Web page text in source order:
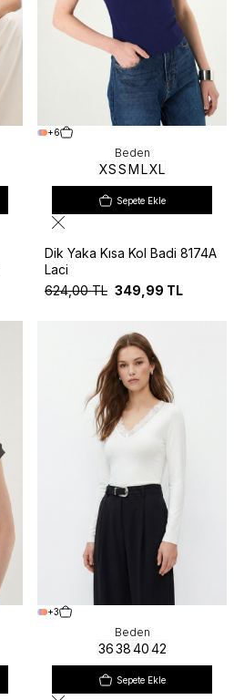
+6
Beden
XSSMLXL
Sepete Ekle
Dik Yaka Kısa Kol Badi 8174A
Laci
624,00TL 349,99 TL
+3
Beden
36384042
Sepete Ekle